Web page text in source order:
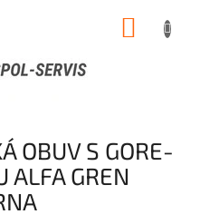
OBUV S GORE-
ALFA GREN